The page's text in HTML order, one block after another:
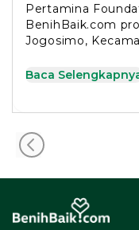
Pertamina
BenihBaik.com
Jogosimo,
Baca